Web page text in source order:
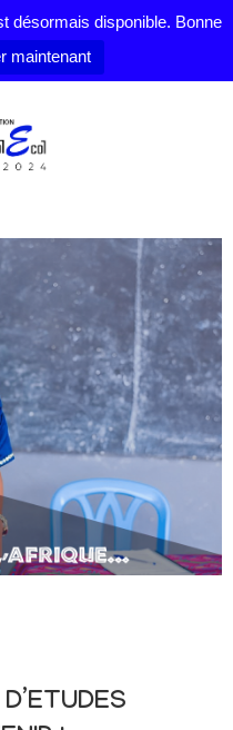
désormais disponible. Bonne
maintenant